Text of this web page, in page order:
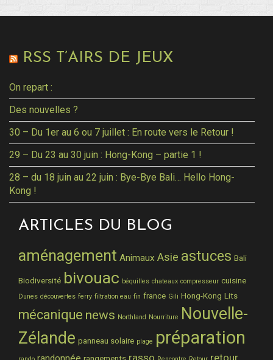
RSS T’AIRS DE JEUX
On repart :
Des nouvelles ?
30 – Du 1er au 6 ou 7 juillet : En route vers le Retour !
29 – Du 23 au 30 juin : Hong-Kong – partie 1 !
28 – du 18 juin au 22 juin : Bye-Bye Bali… Hello Hong-
Kong !
ARTICLES DU BLOG
aménagement Animaux Asie astuces Bali
Biodiversité bivouac béquilles chateaux compresseur cuisine
Dunes découvertes ferry filtration eau fin france Gili Hong-Kong Lits
mécanique news Northland Nourriture Nouvelle-
Zélande panneau solaire plage préparation
rasso retour